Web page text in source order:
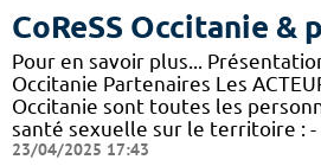
CoReSS Occitanie &
Pour en savoir plus...
Occitanie Partenaires Les
Occitanie sont toutes les
santé sexuelle sur le territoire : -
23/04/2025 17:43